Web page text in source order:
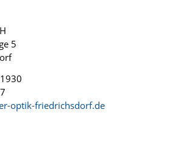
5
optik-friedrichsdorf.de